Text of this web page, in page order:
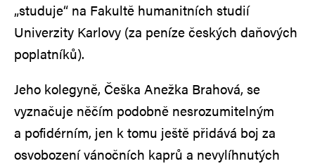
„studuje“ na Fakultě humanitních studií
Univerzity Karlovy (za peníze českých daňových
poplatníků).
Jeho kolegyně, Češka Anežka Brahová, se
vyznačuje něčím podobně nesrozumitelným
a pofidérním, jen k tomu ještě přidává boj za
osvobození vánočních kaprů a nevylíhnutých